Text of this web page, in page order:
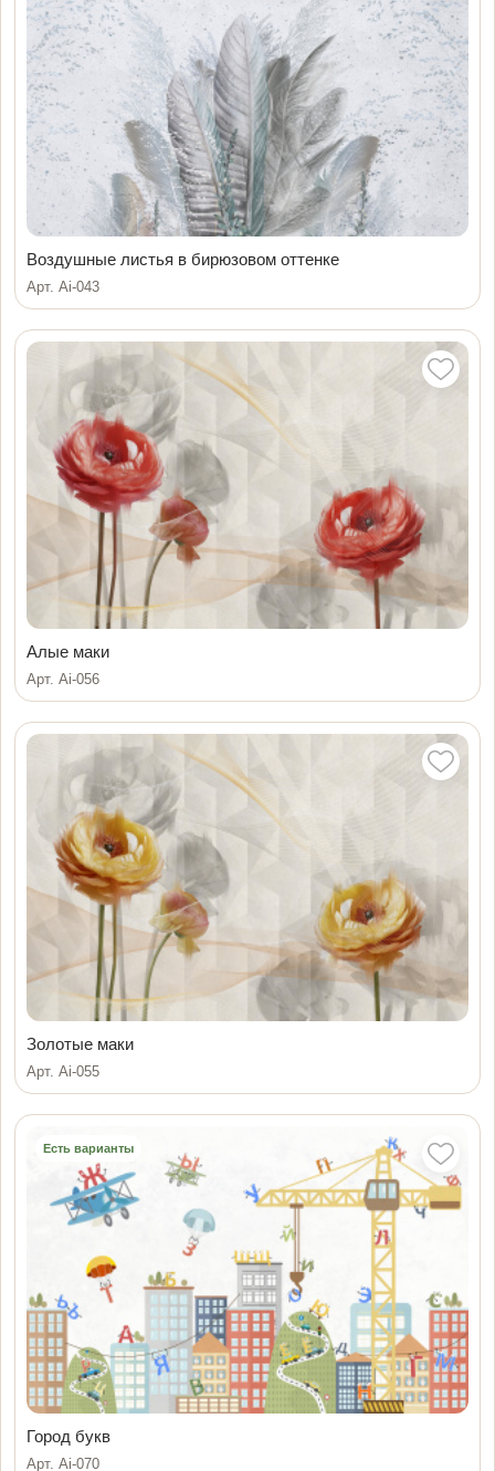
Воздушные листья в бирюзовом оттенке
Арт. Ai-043
Алые маки
Арт. Ai-056
Золотые маки
Арт. Ai-055
Есть варианты
Город букв
Арт. Ai-070